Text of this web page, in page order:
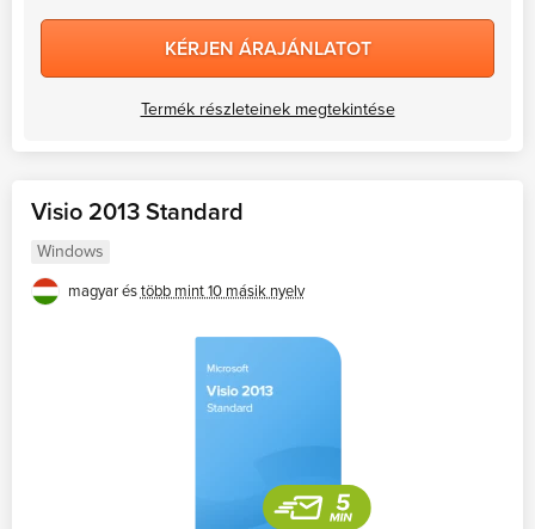
KÉRJEN ÁRAJÁNLATOT
Termék részleteinek megtekintése
Visio 2013 Standard
Windows
magyar éstöbb mint 10 másik nyelv